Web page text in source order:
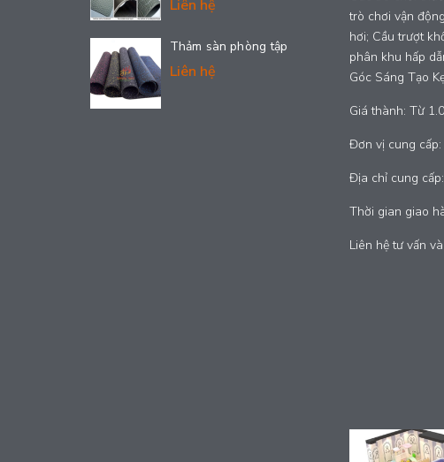
trò chơi vận
hơi; Cầu trượt
phân khu hấp
Góc Sáng Tạo
Giá thành: Từ
Đơn vị cung
Địa chỉ cung
Thời gian giao
Liên hệ tư vấn
Liên hệ
Thảm sàn phòng tập
Liên hệ